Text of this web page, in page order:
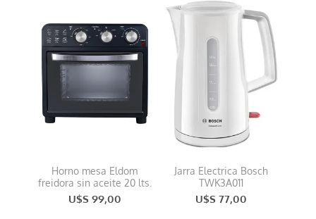
Horno mesa Eldom
freidora sin aceite 20 lts.
U$S 99,00
Jarra Electrica Bosch
TWK3A011
U$S 77,00